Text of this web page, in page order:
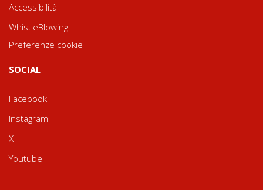
Accessibilità
WhistleBlowing
Preferenze cookie
SOCIAL
Facebook
Instagram
X
Youtube